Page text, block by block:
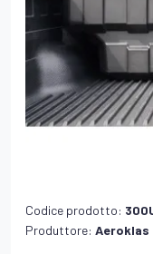
Codice prodotto:
Produttore: Aeroklas